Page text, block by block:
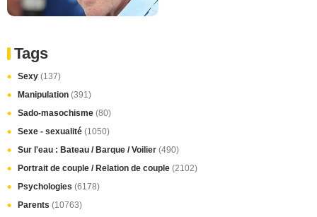
Tags
Sexy (137)
Manipulation (391)
Sado-masochisme (80)
Sexe - sexualité (1050)
Sur l'eau : Bateau / Barque / Voilier (490)
Portrait de couple / Relation de couple (2102)
Psychologies (6178)
Parents (10763)